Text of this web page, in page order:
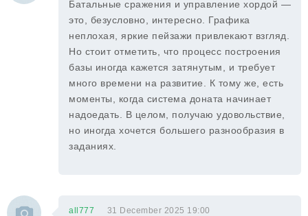
Батальные сражения и управление хордой —
это, безусловно, интересно. Графика
неплохая, яркие пейзажи привлекают взгляд.
Но стоит отметить, что процесс построения
базы иногда кажется затянутым, и требует
много времени на развитие. К тому же, есть
моменты, когда система доната начинает
надоедать. В целом, получаю удовольствие,
но иногда хочется большего разнообразия в
заданиях.
all777 31 December 2025 19:00